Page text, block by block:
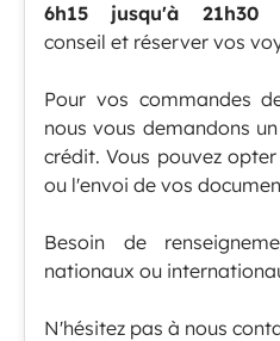
6h15 jusqu'à 21h30
conseil et réserver vos
Pour vos commandes
nous vous demandons
crédit. Vous pouvez
ou l'envoi de vos
Besoin de
nationaux ou
N'hésitez pas à nous